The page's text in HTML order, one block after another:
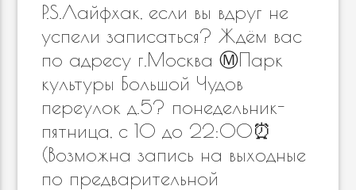
P.S.Лайфхак, если вы вдруг не
успели записаться? Ждём вас
по адресу г.Москва Ⓜ️Парк
культуры Большой Чудов
переулок д.5? понедельник-
пятница, с 10 до 22:00⏰
(Возможна запись на выходные
по предварительной